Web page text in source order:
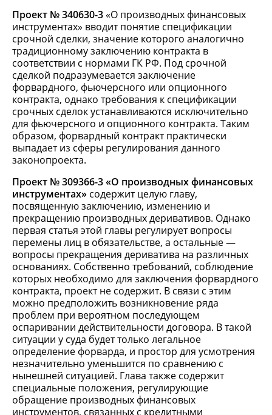
Проект № 340630-3«О производных финансовых
инструментах» вводит понятие спецификации
срочной сделки, значение которого аналогично
традиционному заключению контракта в
соответствии с нормами ГК РФ. Под срочной
сделкой подразумевается заключение
форвардного, фьючерсного или опционного
контракта, однако требования к спецификации
срочных сделок устанавливаются исключительно
для фьючерсного и опционного контракта. Таким
образом, форвардный контракт практически
выпадает из сферы регулирования данного
законопроекта.
Проект № 309366-3 «О производных финансовых
инструментах» содержит целую главу,
посвященную заключению, изменению и
прекращению производных деривативов. Однако
первая статья этой главы регулирует вопросы
перемены лиц в обязательстве, а остальные —
вопросы прекращения дериватива на различных
основаниях. Собственно требований, соблюдение
которых необходимо для заключения форвардного
контракта, проект не содержит. В связи с этим
можно предположить возникновение ряда
проблем при вероятном последующем
оспаривании действительности договора. В такой
ситуации у суда будет только легальное
определение форварда, и простор для усмотрения
незначительно уменьшится по сравнению с
нынешней ситуацией. Глава также содержит
специальные положения, регулирующие
обращение производных финансовых
инструментов, связанных с кредитными